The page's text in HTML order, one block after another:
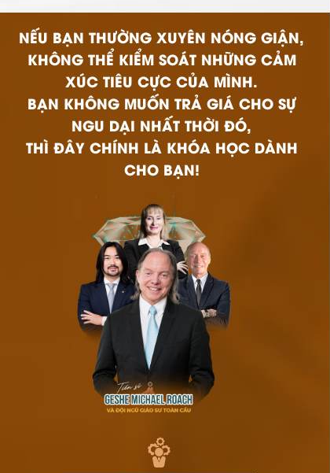
NẾU BẠN THƯỜNG XUYÊN NÓNG GIẬN,
KHÔNG THỂ KIỂM SOÁT NHỮNG CẢM
XÚC TIÊU CỰC CỦA MÌNH.
BẠN KHÔNG MUỐN TRẢ GIÁ CHO SỰ
NGU DẠI NHẤT THỜI ĐÓ,
THÌ ĐÂY CHÍNH LÀ KHÓA HỌC DÀNH
CHO BẠN!